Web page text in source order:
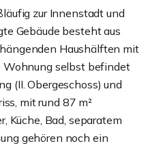
zur Innenstadt und
Gebäude besteht aus
Haushälften mit
selbst befindet
(II. Obergeschoss) und
mit rund 87 m²
Küche, Bad, separatem
gehören noch ein